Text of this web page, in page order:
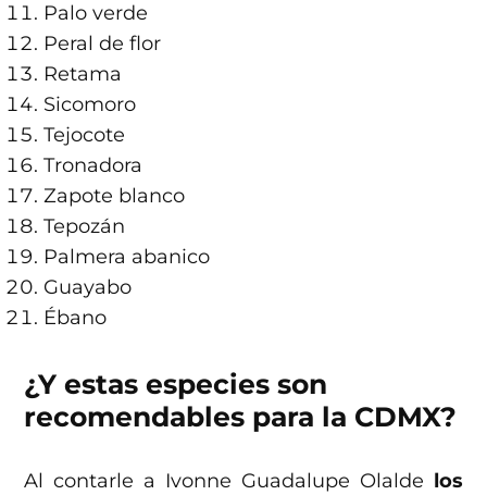
Palo verde
Peral de flor
Retama
Sicomoro
Tejocote
Tronadora
Zapote blanco
Tepozán
Palmera abanico
Guayabo
Ébano
¿Y estas especies son
recomendables para la CDMX?
Al contarle a Ivonne Guadalupe Olalde los